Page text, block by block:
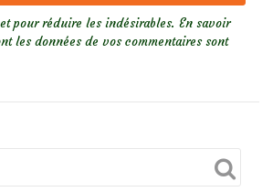
pour réduire les indésirables. En savoir
les données de vos commentaires sont